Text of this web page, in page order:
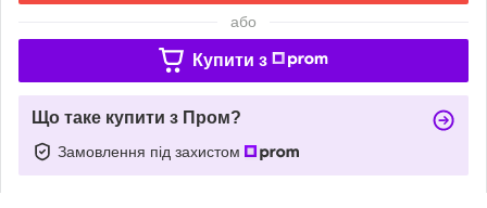
або
Купити з
Що таке купити з Пром?
Замовлення під захистом